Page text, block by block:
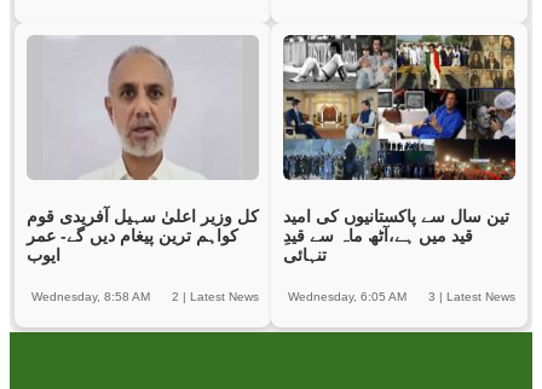
کل وزیر اعلیٰ سہیل آفریدی قوم
کواہم ترین پیغام دیں گے- عمر
ایوب
2 | Latest News
Wednesday, 8:58 AM
تین سال سے پاکستانیوں کی امید
قید میں ہے،آٹھ ماہ سے قیدِ
تنہائی
3 | Latest News
Wednesday, 6:05 AM